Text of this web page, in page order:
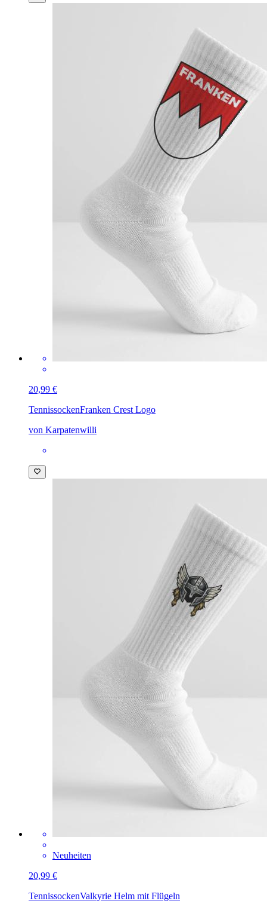
20,99 €
TennissockenFranken Crest Logo
von Karpatenwilli
Neuheiten
20,99 €
TennissockenValkyrie Helm mit Flügeln